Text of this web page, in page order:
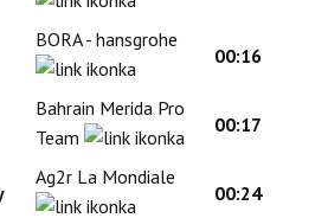
BORA - hansgrohe
00:16
Bahrain Merida Pro
Team
00:17
Ag2r La Mondiale
00:24